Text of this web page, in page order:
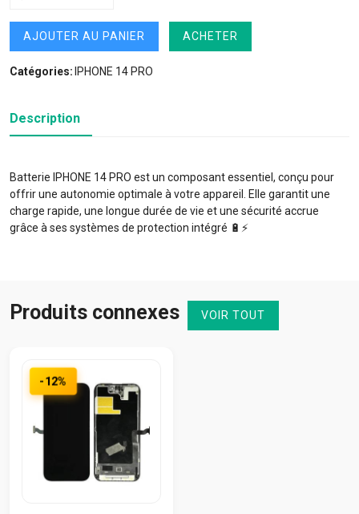
AJOUTER AU PANIER ACHETER
Catégories: IPHONE 14 PRO
Description
Batterie IPHONE 14 PRO est un composant essentiel, conçu pour
offrir une autonomie optimale à votre appareil. Elle garantit une
charge rapide, une longue durée de vie et une sécurité accrue
grâce à ses systèmes de protection intégré 🔋⚡️
Produits connexes VOIR TOUT
-12%